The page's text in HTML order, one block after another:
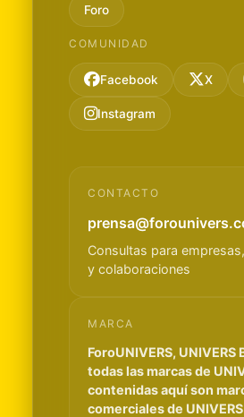
Foro
COMUNIDAD
Facebook X
Instagram
CONTACTO
Consultas para
y colaboraciones
MARCA
ForoUNIVERS, UNIVERS
todas las marcas de
contenidas aquí son
comerciales de